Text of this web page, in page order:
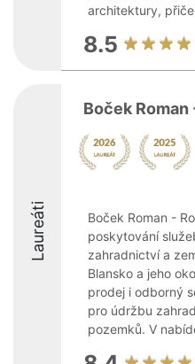
architektury,
8.5
Laureáti
Boček Roman
Boček Roman -
poskytování
zahradnictví a
Blansko a jeho
prodej i odborný
pro údržbu
pozemků. V